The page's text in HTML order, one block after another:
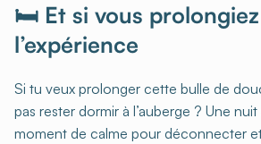
🛏️ Et si vous prolongiez
l’expérience
Si tu veux prolonger cette bulle de
pas rester dormir à l’auberge ? Une
moment de calme pour déconnecter